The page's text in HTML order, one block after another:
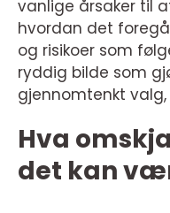
vanlige årsaker til
hvordan det
og risikoer som
ryddig bilde som
gjennomtenkt
Hva
det kan